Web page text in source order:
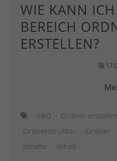
WIE KANN
BEREICH
ERSTELLEN?
FAQ Ordner erstellen
Ordnerstruktur
Ordner
Inhalte
Inhalt